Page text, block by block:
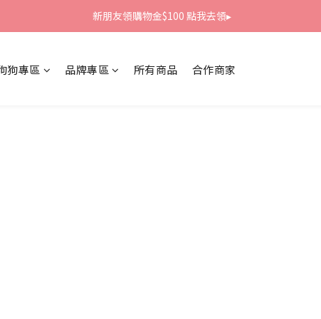
新朋友領購物金$100 點我去領▸
新朋友領購物金$100 點我去領▸
狗專區 品牌專區 所有商品 合作商家